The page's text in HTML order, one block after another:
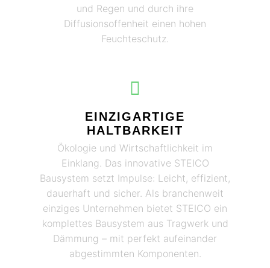
und Regen und durch ihre
Diffusionsoffenheit einen hohen
Feuchteschutz.
EINZIGARTIGE
HALTBARKEIT
Ökologie und Wirtschaftlichkeit im
Einklang. Das innovative STEICO
Bausystem setzt Impulse: Leicht, effizient,
dauerhaft und sicher. Als branchenweit
einziges Unternehmen bietet STEICO ein
komplettes Bausystem aus Tragwerk und
Dämmung – mit perfekt aufeinander
abgestimmten Komponenten.